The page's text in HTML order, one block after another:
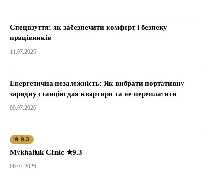
Спецвзуття: як забезпечити комфорт і безпеку
працівників
11.07.2026
Енергетична незалежність: Як вибрати портативну
зарядну станцію для квартири та не переплатити
09.07.2026
★ 9.3
Mykhaliuk Clinic ★9.3
06.07.2026